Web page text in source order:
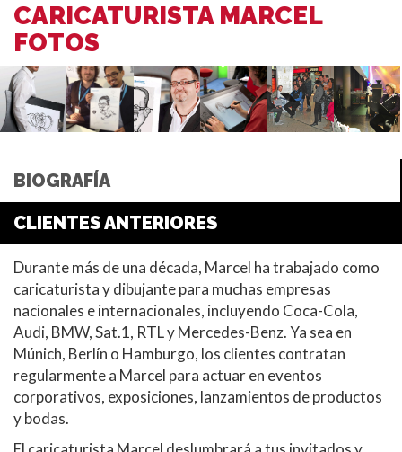
CARICATURISTA MARCEL
FOTOS
BIOGRAFÍA
CLIENTES ANTERIORES
Durante más de una década, Marcel ha trabajado como
caricaturista y dibujante para muchas empresas
nacionales e internacionales, incluyendo Coca-Cola,
Audi, BMW, Sat.1, RTL y Mercedes-Benz. Ya sea en
Múnich, Berlín o Hamburgo, los clientes contratan
regularmente a Marcel para actuar en eventos
corporativos, exposiciones, lanzamientos de productos
y bodas.